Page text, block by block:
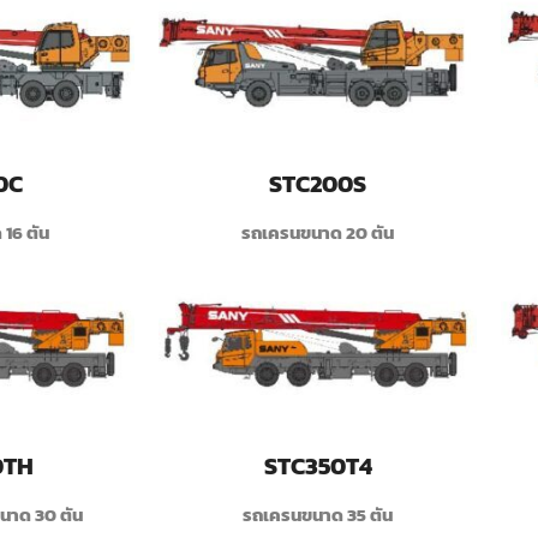
ตัน
STC200S
รถเครนขนาด 20 ตัน
าด 30 ตัน
STC350T4
รถเครนขนาด 35 ตัน